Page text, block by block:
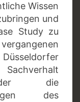
Wissen
und
Study zu
der die
des